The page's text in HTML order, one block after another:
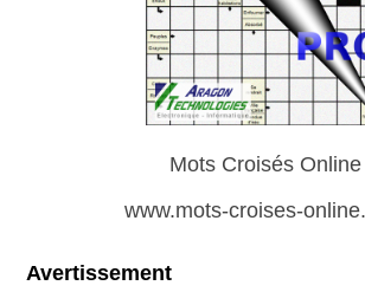
Mots Croisés Online
www.mots-croises-
Avertissement